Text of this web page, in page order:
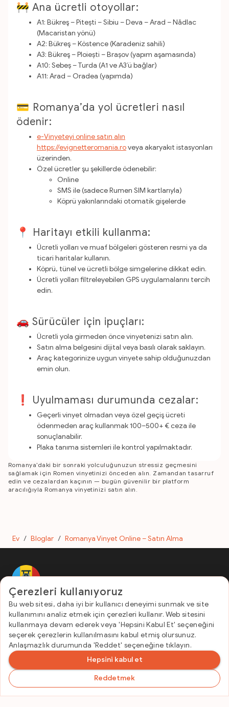
🚧 Ana ücretli otoyollar:
A1: Bükreş – Pitești – Sibiu – Deva – Arad – Nădlac
(Macaristan yönü)
A2: Bükreş – Köstence (Karadeniz sahili)
A3: Bükreş – Ploiești – Brașov (yapım aşamasında)
A10: Sebeș – Turda (A1 ve A3’ü bağlar)
A11: Arad – Oradea (yapımda)
💳 Romanya’da yol ücretleri nasıl
ödenir:
e-Vinyeteyi online satın alın
https://evignetteromania.roveya akaryakıt istasyonları
üzerinden.
Özel ücretler şu şekillerde ödenebilir:
Online
SMS ile (sadece Rumen SIM kartlarıyla)
Köprü yakınlarındaki otomatik gişelerde
📍 Haritayı etkili kullanma:
Ücretli yolları ve muaf bölgeleri gösteren resmi ya da
ticari haritalar kullanın.
Köprü, tünel ve ücretli bölge simgelerine dikkat edin.
Ücretli yolları filtreleyebilen GPS uygulamalarını tercih
edin.
🚗 Sürücüler için ipuçları:
Ücretli yola girmeden önce vinyetenizi satın alın.
Satın alma belgesini dijital veya basılı olarak saklayın.
Araç kategorinize uygun vinyete sahip olduğunuzdan
emin olun.
❗ Uyulmaması durumunda cezalar:
Geçerli vinyet olmadan veya özel geçiş ücreti
ödenmeden araç kullanmak 100–500+ € ceza ile
sonuçlanabilir.
Plaka tanıma sistemleri ile kontrol yapılmaktadır.
Romanya’daki bir sonraki yolculuğunuzun stressiz geçmesini
sağlamak için Romen vinyetinizi önceden alın. Zamandan tasarruf
edin ve cezalardan kaçının — bugün güvenilir bir platform
aracılığıyla Romanya vinyetinizi satın alın.
Ev / Bloglar / Romanya Vinyet Online – Satın Alma
E-Vignette Romania
Kullanışlı bağlantılar
İletişim ve SSS
Gizlilik politikası
Şartlar ve koşullar
Doğrulama dönemleri ve araç tipleri
İletişim
info@globalvignettes.com
Çerezleri kullanıyoruz
Bu web sitesi, daha iyi bir kullanıcı deneyimi sunmak ve site
kullanımını analiz etmek için çerezleri kullanır. Web sitesini
kullanmaya devam ederek veya 'Hepsini Kabul Et' seçeneğini
seçerek çerezlerin kullanılmasını kabul etmiş olursunuz.
Anlaşmazlık durumunda 'Reddet' seçeneğine tıklayın.
Hepsini kabul et
Reddetmek